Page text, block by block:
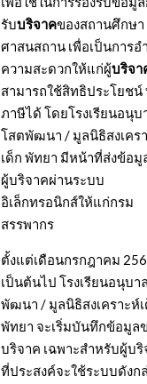
รับบริจาคของสถานศึกษา
ศาสนสถาน เพื่อเป็นการอ
ความสะดวกให้แก่ผู้บริจา
สามารถใช้สิทธิประโยชน์
ภาษีได้ โดยโรงเรียนอนุบ
โสตพัฒนา / มูลนิธิสงเคร
เด็ก พัทยา มีหน้าที่ส่งข้อมู
ผู้บริจาคผ่านระบบ
อิเล็กทรอนิกส์ให้แก่กรม
สรรพากร
ตั้งแต่เดือนกรกฎาคม
เป็นต้นไป โรงเรียนอนุบา
พัฒนา / มูลนิธิสงเคราะห์
พัทยา จะเริ่มบันทึกข้อมูล
บริจาค เฉพาะสำหรับผู้บริ
ที่ประสงค์จะใช้ระบบดังก